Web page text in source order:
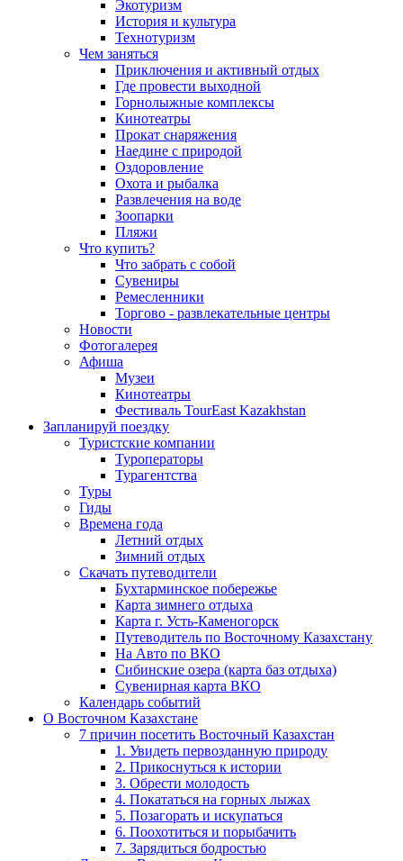
Экотуризм
История и культура
Технотуризм
Чем заняться
Приключения и активный отдых
Где провести выходной
Горнолыжные комплексы
Кинотеатры
Прокат снаряжения
Наедине с природой
Оздоровление
Охота и рыбалка
Развлечения на воде
Зоопарки
Пляжи
Что купить?
Что забрать с собой
Сувениры
Ремесленники
Торгово - развлекательные центры
Новости
Фотогалерея
Афиша
Музеи
Кинотеатры
Фестиваль TourEast Kazakhstan
Запланируй поездку
Туристские компании
Туроператоры
Турагентства
Туры
Гиды
Времена года
Летний отдых
Зимний отдых
Скачать путеводители
Бухтарминское побережье
Карта зимнего отдыха
Карта г. Усть-Каменогорск
Путеводитель по Восточному Казахстану
На Авто по ВКО
Сибинские озера (карта баз отдыха)
Сувенирная карта ВКО
Календарь событий
О Восточном Казахстане
7 причин посетить Восточный Казахстан
1. Увидеть первозданную природу
2. Прикоснуться к истории
3. Обрести молодость
4. Покататься на горных лыжах
5. Позагорать и искупаться
6. Поохотиться и порыбачить
7. Зарядиться бодростью